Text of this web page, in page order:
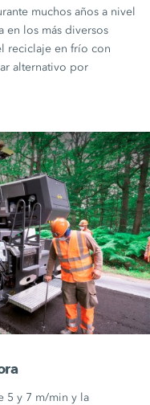
muchos años a nivel
en los más diversos
reciclaje en frío con
alternativo por
5 y 7 m/min y la